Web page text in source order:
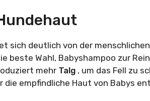
sich deutlich von der
beste Wahl, Babyshampoo zur
mehr Talg , um das Fell zu
die empfindliche Haut von Babys